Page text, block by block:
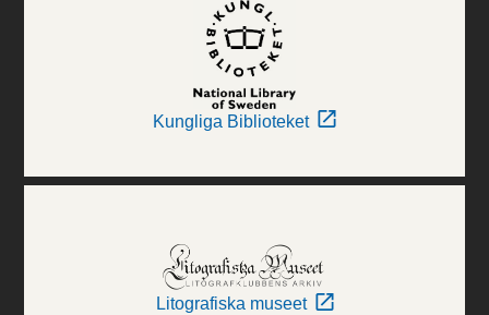
Kungliga Biblioteket
Litografiska museet